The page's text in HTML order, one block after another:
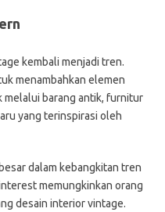
kembali menjadi tren.
menambahkan elemen
melalui barang antik, furnitur
yang terinspirasi oleh
dalam kebangkitan tren
memungkinkan orang
desain interior vintage.